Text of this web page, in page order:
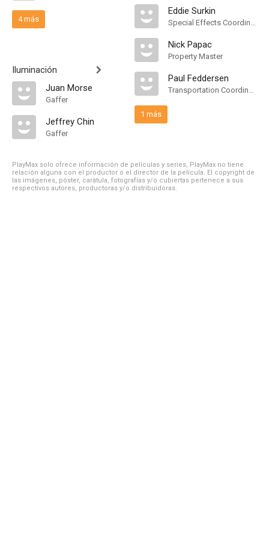
4 más
Iluminación
Juan Morse
Gaffer
Jeffrey Chin
Gaffer
Eddie Surkin
Special Effects Coordinator
Nick Papac
Property Master
Paul Feddersen
Transportation Coordinator
1 más
PlayMax solo ofrece información de películas y series, PlayMax no tiene
relación alguna con el productor o el director de la película. El copyright de
las imágenes, póster, carátula, fotografías y/o cubiertas pertenece a sus
respectivos autores, productoras y/o distribuidoras.